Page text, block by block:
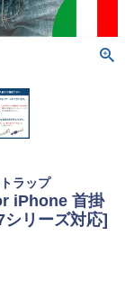
ラップ
iPhone 首掛
リーズ対応]